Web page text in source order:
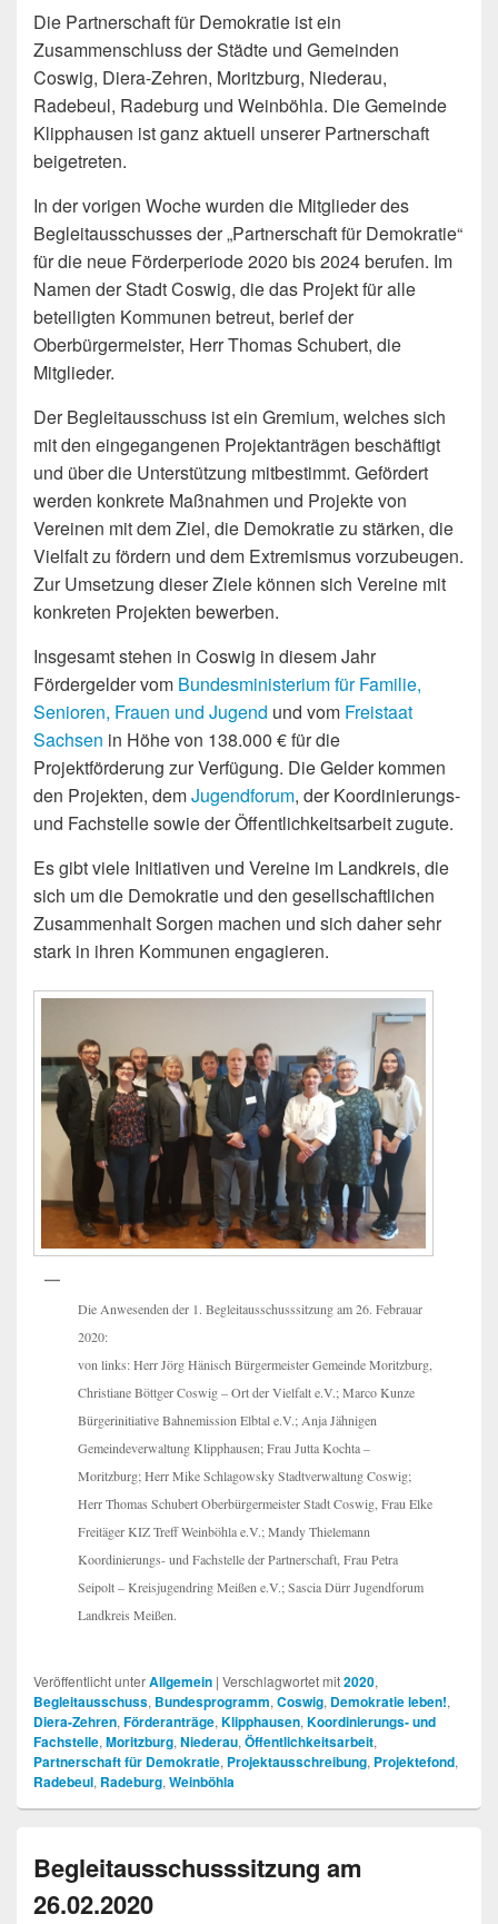
Die Partnerschaft für Demokratie ist ein
Zusammenschluss der Städte und Gemeinden
Coswig, Diera-Zehren, Moritzburg, Niederau,
Radebeul, Radeburg und Weinböhla. Die Gemeinde
Klipphausen ist ganz aktuell unserer Partnerschaft
beigetreten.
In der vorigen Woche wurden die Mitglieder des
Begleitausschusses der „Partnerschaft für Demokratie“
für die neue Förderperiode 2020 bis 2024 berufen. Im
Namen der Stadt Coswig, die das Projekt für alle
beteiligten Kommunen betreut, berief der
Oberbürgermeister, Herr Thomas Schubert, die
Mitglieder.
Der Begleitausschuss ist ein Gremium, welches sich
mit den eingegangenen Projektanträgen beschäftigt
und über die Unterstützung mitbestimmt. Gefördert
werden konkrete Maßnahmen und Projekte von
Vereinen mit dem Ziel, die Demokratie zu stärken, die
Vielfalt zu fördern und dem Extremismus vorzubeugen.
Zur Umsetzung dieser Ziele können sich Vereine mit
konkreten Projekten bewerben.
Insgesamt stehen in Coswig in diesem Jahr
Fördergelder vom Bundesministerium für Familie,
Senioren, Frauen und Jugend und vom Freistaat
Sachsen in Höhe von 138.000 € für die
Projektförderung zur Verfügung. Die Gelder kommen
den Projekten, demJugendforum, der Koordinierungs-
und Fachstelle sowie der Öffentlichkeitsarbeit zugute.
Es gibt viele Initiativen und Vereine im Landkreis, die
sich um die Demokratie und den gesellschaftlichen
Zusammenhalt Sorgen machen und sich daher sehr
stark in ihren Kommunen engagieren.
Die Anwesenden der 1. Begleitausschusssitzung am 26. Febrauar
2020:
von links: Herr Jörg Hänisch Bürgermeister Gemeinde Moritzburg,
Christiane Böttger Coswig – Ort der Vielfalt e.V.; Marco Kunze
Bürgerinitiative Bahnemission Elbtal e.V.; Anja Jähnigen
Gemeindeverwaltung Klipphausen; Frau Jutta Kochta –
Moritzburg; Herr Mike Schlagowsky Stadtverwaltung Coswig;
Herr Thomas Schubert Oberbürgermeister Stadt Coswig, Frau Elke
Freitäger KIZ Treff Weinböhla e.V.; Mandy Thielemann
Koordinierungs- und Fachstelle der Partnerschaft, Frau Petra
Seipolt – Kreisjugendring Meißen e.V.; Sascia Dürr Jugendforum
Landkreis Meißen.
Veröffentlicht unterAllgemein | Verschlagwortet mit2020,
Begleitausschuss, Bundesprogramm, Coswig, Demokratie leben!,
Diera-Zehren, Förderanträge, Klipphausen, Koordinierungs- und
Fachstelle, Moritzburg, Niederau, Öffentlichkeitsarbeit,
Partnerschaft für Demokratie, Projektausschreibung, Projektefond,
Radebeul, Radeburg, Weinböhla
Begleitausschusssitzung am
26.02.2020